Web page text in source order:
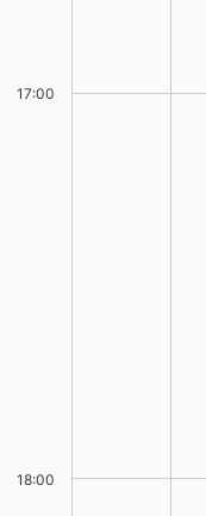
17:00
18:00